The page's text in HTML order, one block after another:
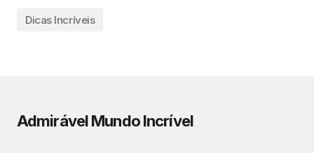
Dicas Incríveis
Admirável Mundo Incrível